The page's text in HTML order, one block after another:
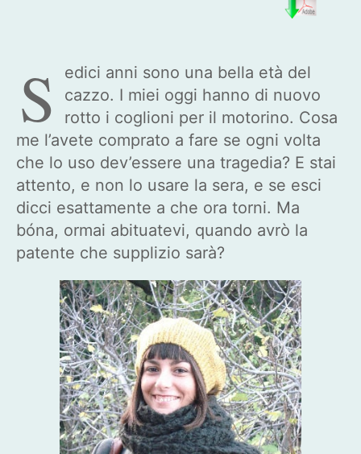
S
edici anni sono una bella età del
cazzo. I miei oggi hanno di nuovo
rotto i coglioni per il motorino. Cosa
me l’avete comprato a fare se ogni volta
che lo uso dev’essere una tragedia? E stai
attento, e non lo usare la sera, e se esci
dicci esattamente a che ora torni. Ma
bóna, ormai abituatevi, quando avrò la
patente che supplizio sarà?